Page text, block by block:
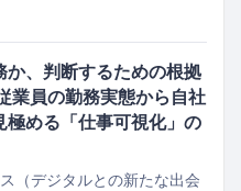
か、判断するための根拠
業員の勤務実態から自社
極める「仕事可視化」の
（デジタルとの新たな出会